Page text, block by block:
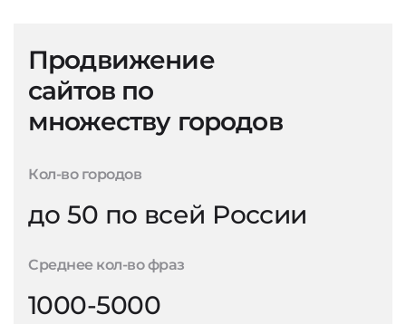
Продвижение
сайтов по
множеству городов
Кол-во городов
до 50 по всей России
Среднее кол-во фраз
1000-5000